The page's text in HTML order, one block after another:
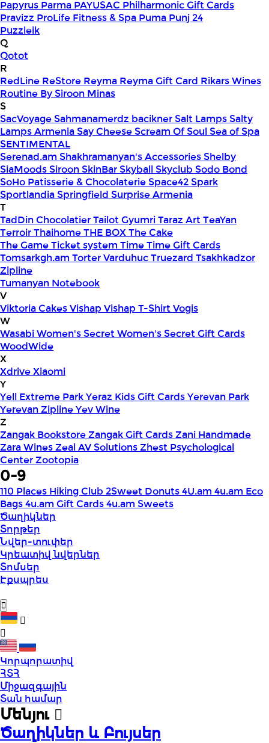
Papyrus Parma PAYUSAC Philharmonic Gift Cards
Pravizz ProLife Fitness & Spa Puma Punj 24
Puzzleik
Q
Qotot
R
RedLine ReStore Reyma Reyma Gift Card Rikars Wines
Routine By Siroon Minas
S
SacVoyageSahmanamerdz baciknerSalt LampsSalty
Lamps ArmeniaSay CheeseScream Of SoulSea of Spa
SENTIMENTAL
Serenad.am Shakhramanyan's AccessoriesShelby
SiaMoodsSiroon SkinBarSkyballSkyclub Sodo Bond
SoHo Patisserie & ChocolaterieSpace42Spark
SportlandiaSpringfield Surprise Armenia
T
TadDin ChocolatierTailot GyumriTaraz ArtTeaYan
TerroirThaihomeTHE BOXThe Cake
The GameTicket system TimeTime Gift Cards
Tomsarkgh.am Torter VarduhucTruezard Tsakhkadzor
Zipline
Tumanyan Notebook
V
Viktoria CakesVishap Vishap T-ShirtVogis
W
WasabiWomen's SecretWomen's Secret Gift Cards
WoodWide
X
XdriveXiaomi
Y
Yell Extreme ParkYeraz Kids Gift CardsYerevan Park
Yerevan ZiplineYev Wine
Z
Zangak BookstoreZangak Gift CardsZani Handmade
Zara WinesZeal AV SolutionsZhest Psychological
CenterZootopia
0-9
110 Places Hiking Club 2Sweet Donuts4U.am 4u.am Eco
Bags4u.am Gift Cards4u.am Sweets
Ծաղիկներ
Տորթեր
Նվեր-տուփեր
Կրեատիվ նվերներ
Տոմսեր
Էքսպրես
Կորպորատիվ
ՀՏՀ
Միջազգային
Տան համար
Մենյու
Ծաղիկներ և Բույսեր